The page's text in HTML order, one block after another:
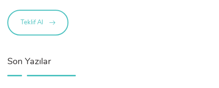
Teklif Al
Son Yazılar